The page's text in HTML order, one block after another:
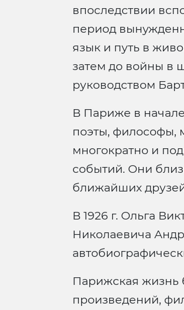
впоследствии
период
язык и путь в
затем до войны в
руководством
В Париже в
поэты, философы,
многократно и
событий. Они
ближайших
В 1926 г. Ольга
Николаевича
Парижская жизнь
произведений,